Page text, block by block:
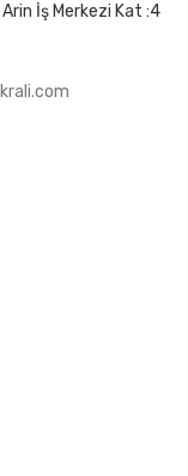
İş Merkezi Kat :4